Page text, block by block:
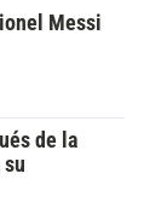
Messi
de la